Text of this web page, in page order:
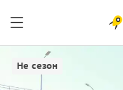
Не сезон
Санкт-Петербург